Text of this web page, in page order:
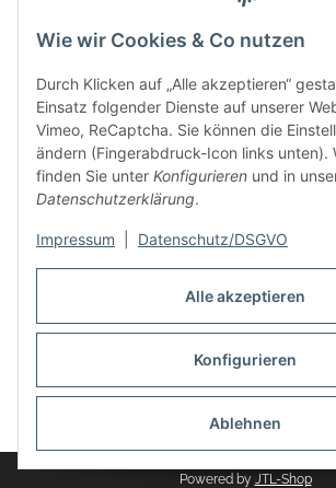
Alle akzeptieren
Konfigurieren
Ablehnen
Wie wir Cookies & Co nutzen
Durch Klicken auf „Alle akzeptieren“
Einsatz folgender Dienste auf unserer
Vimeo, ReCaptcha. Sie können die
ändern (Fingerabdruck-Icon links unten).
finden Sie unter Konfigurieren und in
Datenschutzerklärung.
Impressum Datenschutz/DSGVO
Informationen
Rechtliches
Vertrag widerrufen
* Alle Preise inkl. gesetzlicher USt., zzgl.Versand
Powered by JTL-Shop